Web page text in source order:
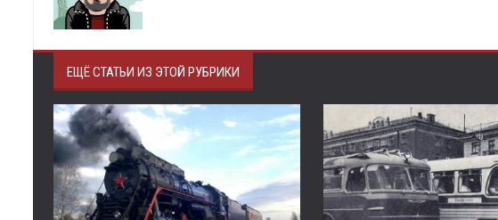
ЕЩЁ СТАТЬИ ИЗ ЭТОЙ РУБРИКИ